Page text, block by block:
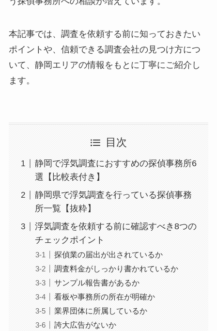
本記事では、調査を依頼する前に知っておきたい
ポイントや、信頼できる調査会社の見つけ方につ
いて、静岡エリアの情報をもとに丁寧にご紹介し
ます。
目次
静岡で浮気調査におすすめの探偵事務所6
選【比較表付き】
静岡県で浮気調査を行っている探偵事務
所一覧【抜粋】
浮気調査を依頼する前に確認すべき8つの
チェックポイント
探偵業の届出が出されているか
調査料金がしっかり書かれているか
サンプル報告書があるか
看板や事務所の所在が明確か
業界団体に所属しているか
誇大広告がないか